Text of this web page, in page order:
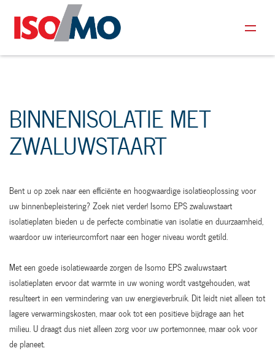
BINNENISOLATIE MET
ZWALUWSTAART
Bent u op zoek naar een efficiënte en hoogwaardige isolatieoplossing voor
uw binnenbepleistering? Zoek niet verder! Isomo EPS zwaluwstaart
isolatieplaten bieden u de perfecte combinatie van isolatie en duurzaamheid,
waardoor uw interieurcomfort naar een hoger niveau wordt getild.
Met een goede isolatiewaarde zorgen de Isomo EPS zwaluwstaart
isolatieplaten ervoor dat warmte in uw woning wordt vastgehouden, wat
resulteert in een vermindering van uw energieverbruik. Dit leidt niet alleen tot
lagere verwarmingskosten, maar ook tot een positieve bijdrage aan het
milieu. U draagt dus niet alleen zorg voor uw portemonnee, maar ook voor
de planeet.